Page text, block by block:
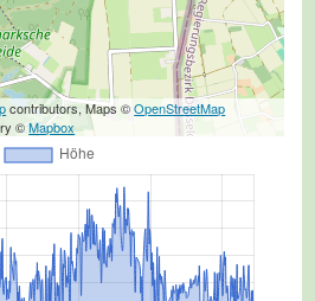
contributors, Maps ©OpenStreetMap
©Mapbox